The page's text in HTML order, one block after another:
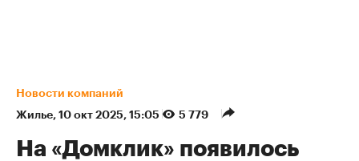
Новости компаний
Жилье⁠, 10 окт 2025, 15:05 5 779
На «Домклик» появилось